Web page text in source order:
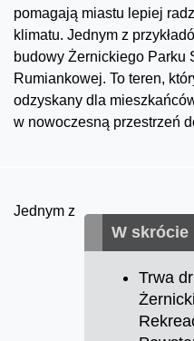
pomagają miastu lepiej
klimatu. Jednym z
budowy Żernickiego Parku
Rumiankowej. To teren,
odzyskany dla
w nowoczesną przestrzeń
W skrócie
Trwa
Jednym z